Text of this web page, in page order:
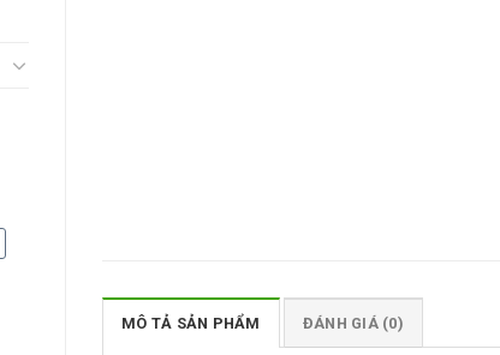
MÔ TẢ SẢN PHẨM ĐÁNH GIÁ (0)